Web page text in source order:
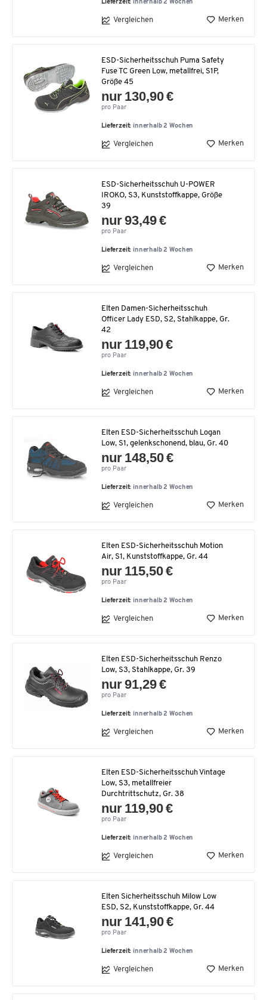
Lieferzeit: innerhalb 2 Wochen
Vergleichen Merken
ESD-Sicherheitsschuh Puma Safety
Fuse TC Green Low, metallfrei, S1P,
Größe 45
nur 130,90 €
pro Paar
Lieferzeit: innerhalb 2 Wochen
Vergleichen Merken
ESD-Sicherheitsschuh U-POWER
IROKO, S3, Kunststoffkappe, Größe
39
nur 93,49 €
pro Paar
Lieferzeit: innerhalb 2 Wochen
Vergleichen Merken
Elten Damen-Sicherheitsschuh
Officer Lady ESD, S2, Stahlkappe, Gr.
42
nur 119,90 €
pro Paar
Lieferzeit: innerhalb 2 Wochen
Vergleichen Merken
Elten ESD-Sicherheitsschuh Logan
Low, S1, gelenkschonend, blau, Gr. 40
nur 148,50 €
pro Paar
Lieferzeit: innerhalb 2 Wochen
Vergleichen Merken
Elten ESD-Sicherheitsschuh Motion
Air, S1, Kunststoffkappe, Gr. 44
nur 115,50 €
pro Paar
Lieferzeit: innerhalb 2 Wochen
Vergleichen Merken
Elten ESD-Sicherheitsschuh Renzo
Low, S3, Stahlkappe, Gr. 39
nur 91,29 €
pro Paar
Lieferzeit: innerhalb 2 Wochen
Vergleichen Merken
Elten ESD-Sicherheitsschuh Vintage
Low, S3, metallfreier
Durchtrittschutz, Gr. 38
nur 119,90 €
pro Paar
Lieferzeit: innerhalb 2 Wochen
Vergleichen Merken
Elten Sicherheitsschuh Milow Low
ESD, S2, Kunststoffkappe, Gr. 44
nur 141,90 €
pro Paar
Lieferzeit: innerhalb 2 Wochen
Vergleichen Merken